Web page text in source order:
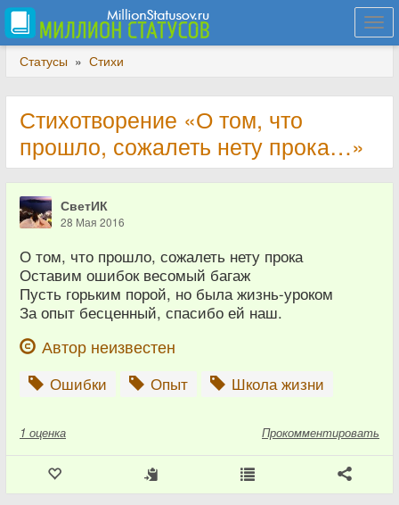
Статусы » Стихи
Стихотворение «О том, что
прошло, сожалеть нету прока…»
СветИК
28 Мая 2016
О том, что прошло, сожалеть нету прока
Оставим ошибок весомый багаж
Пусть горьким порой, но была жизнь-уроком
За опыт бесценный, спасибо ей наш.
Автор неизвестен
Ошибки Опыт Школа жизни
1 оценка Прокомментировать